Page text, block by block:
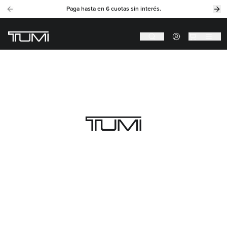
Previous slide Paga hasta en 6 cuotas sin interés.